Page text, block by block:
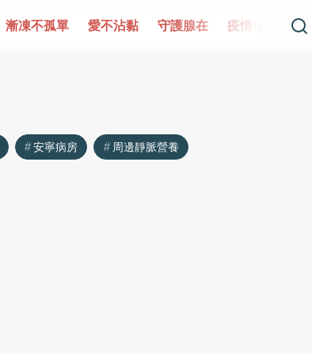
漸凍不孤單 愛不沾黏 守護腺在 疫情保衛戰
安寧病房 周邊靜脈營養